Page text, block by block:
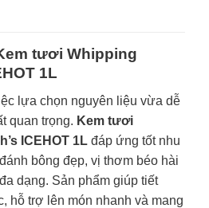
tươi Whipping
1L
lựa chọn nguyên liệu vừa dễ
quan trọng. Kem tươi
ICEHOT 1Lđáp ứng tốt nhu
bông đẹp, vị thơm béo hài
dạng. Sản phẩm giúp tiết
hỗ trợ lên món nhanh và mang